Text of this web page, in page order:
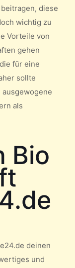
diese
wichtig zu
Vorteile von
gehen
für eine
sollte
ausgewogene
als
Bio
deinen
und